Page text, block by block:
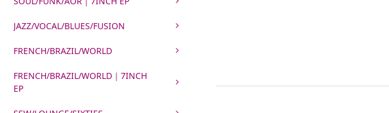
JAZZ/VOCAL/BLUES/FUSION
FRENCH/BRAZIL/WORLD
FRENCH/BRAZIL/WORLD｜7INCH
EP